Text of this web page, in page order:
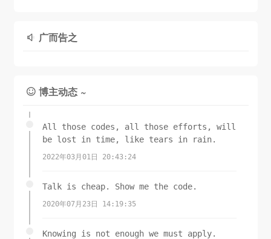
 广而告之
 博主动态 ~
All those codes, all those efforts, will
be lost in time, like tears in rain.
2022年03月01日 20:43:24
Talk is cheap. Show me the code.
2020年07月23日 14:19:35
Knowing is not enough we must apply.